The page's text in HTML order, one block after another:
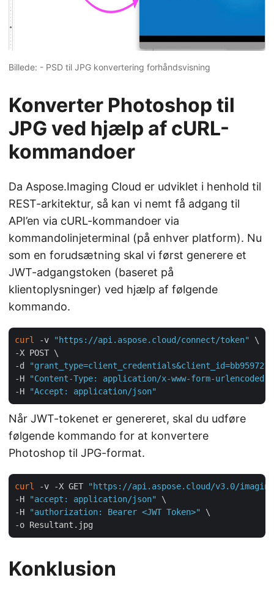
Billede: - PSD til JPG konvertering forhåndsvisning
Konverter Photoshop til
JPG ved hjælp af cURL-
kommandoer
Da Aspose.Imaging Cloud er udviklet i henhold til
REST-arkitektur, så kan vi nemt få adgang til
API’en via cURL-kommandoer via
kommandolinjeterminal (på enhver platform). Nu
som en forudsætning skal vi først generere et
JWT-adgangstoken (baseret på
klientoplysninger) ved hjælp af følgende
kommando.
curl -v "https://api.aspose.cloud/connect/token"
\
-X POST \
-d
"grant_type=client_credentials&client_id=bb959721-
-H
"Content-Type: application/x-www-form-urlencoded"
-H
"Accept: application/json"
Når JWT-tokenet er genereret, skal du udføre
følgende kommando for at konvertere
Photoshop til JPG-format.
curl -v -X GET
"https://api.aspose.cloud/v3.0/
-H
"accept: application/json"
\
-H
"authorization: Bearer <JWT Token>"
\
Konklusion